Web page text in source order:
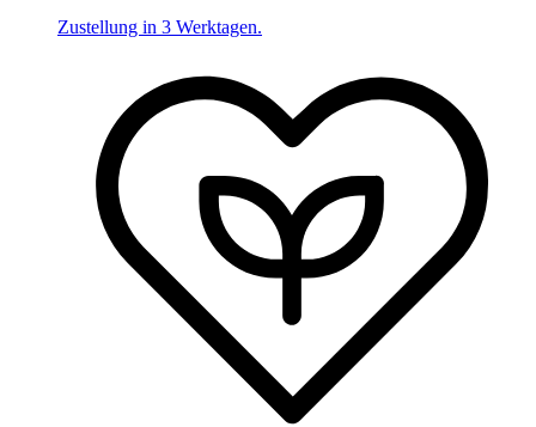
Zustellung in 3 Werktagen.